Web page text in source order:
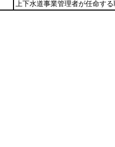
上下水道事業管理者が任命する